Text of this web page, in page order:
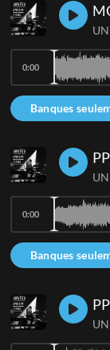
Banques
0:00
Banques
0:00